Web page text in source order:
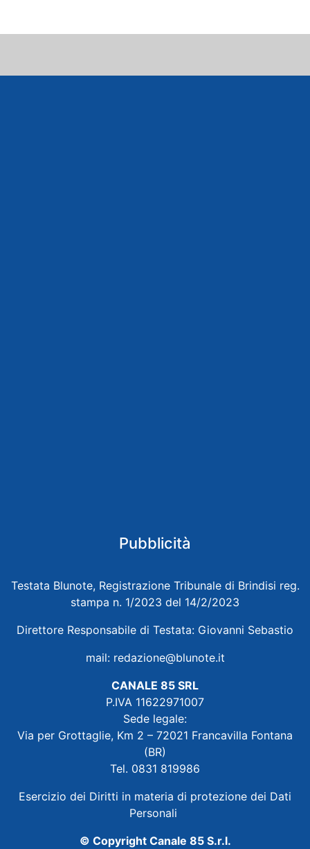
Pubblicità
Testata Blunote, Registrazione Tribunale di Brindisi reg.
stampa n. 1/2023 del 14/2/2023
Direttore Responsabile di Testata: Giovanni Sebastio
mail: redazione@blunote.it
CANALE 85 SRL
P.IVA 11622971007
Sede legale:
Via per Grottaglie, Km 2 – 72021 Francavilla Fontana
(BR)
Tel. 0831 819986
Esercizio dei Diritti in materia di protezione dei Dati
Personali
© Copyright Canale 85 S.r.l.